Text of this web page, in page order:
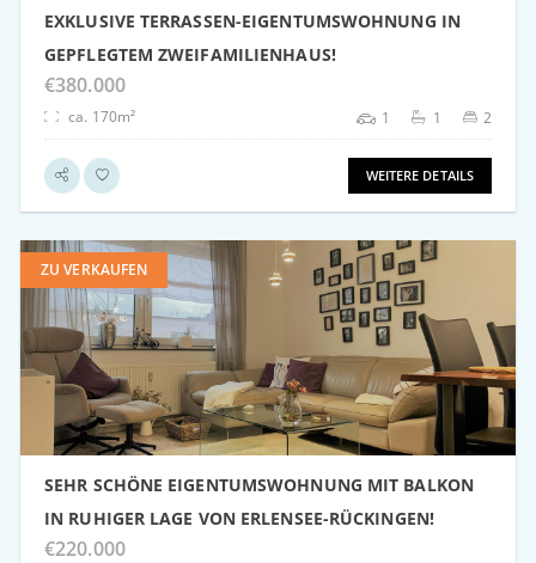
EXKLUSIVE TERRASSEN-EIGENTUMSWOHNUNG IN
GEPFLEGTEM ZWEIFAMILIENHAUS!
€380.000
ca. 170m² 1 1 2
WEITERE DETAILS
ZU VERKAUFEN
weitere Details
SEHR SCHÖNE EIGENTUMSWOHNUNG MIT BALKON
IN RUHIGER LAGE VON ERLENSEE-RÜCKINGEN!
€220.000